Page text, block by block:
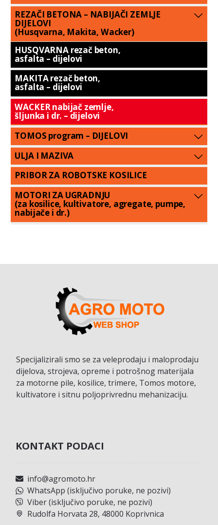
REZAČI BETONA – NABIJAČI ZEMLJE
DIJELOVI
(Husqvarna, Makita, Wacker)
HUSQVARNA rezač beton,
asfalta – dijelovi
MAKITA rezač beton,
asfalta – dijelovi
WACKER nabijač zemlje,
šljunka i dr. – dijelovi
TOMOS program – DIJELOVI
ULJA I MAZIVA
PRIBOR ZA ROBOTSKE KOSILICE
MOTORI ZA UGRADNJU
(za kosilice, kultivatore, agregate, pumpe,
nabijače i dr.)
Specijalizirali smo se za veleprodaju i maloprodaju
dijelova, strojeva, opreme i potrošnog materijala
za motorne pile, kosilice, trimere, Tomos motore,
kultivatore i sitnu poljoprivrednu mehanizaciju.
KONTAKT PODACI
info@agromoto.hr
WhatsApp (isključivo poruke, ne pozivi)
Viber (isključivo poruke, ne pozivi)
Rudolfa Horvata 28, 48000 Koprivnica